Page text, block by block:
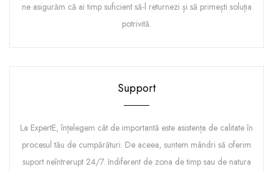
ne asigurăm că ai timp suficient să-l returnezi și să primești soluția
potrivită.
Support
La ExpertE, înțelegem cât de importantă este asistența de calitate în
procesul tău de cumpărături. De aceea, suntem mândri să oferim
suport neîntrerupt 24/7. Indiferent de zona de timp sau de natura